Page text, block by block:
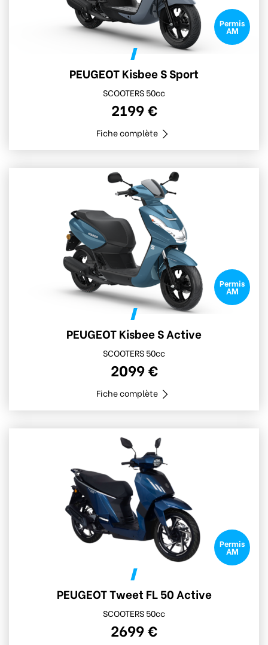
Permis
AM
PEUGEOT Kisbee S Sport
SCOOTERS 50cc
2199 €
Fiche complète
Permis
AM
PEUGEOT Kisbee S Active
SCOOTERS 50cc
2099 €
Fiche complète
Permis
AM
PEUGEOT Tweet FL 50 Active
SCOOTERS 50cc
2699 €